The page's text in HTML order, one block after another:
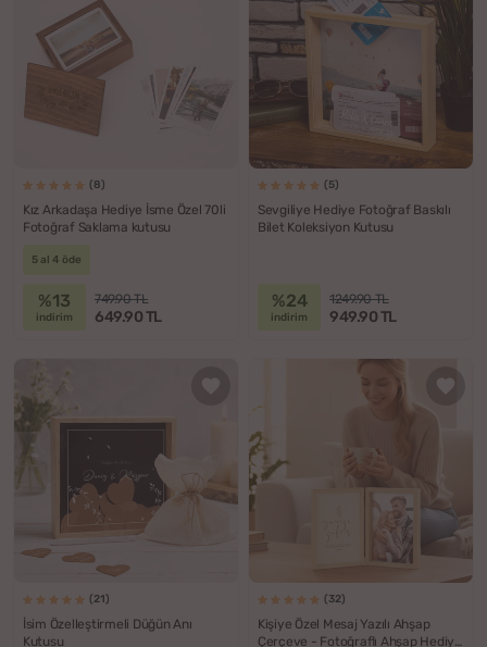
(8)
Kız Arkadaşa Hediye İsme Özel 70li
Fotoğraf Saklama kutusu
5 al 4 öde
%13
indirim
749.90 TL
649.90 TL
(5)
Sevgiliye Hediye Fotoğraf Baskılı
Bilet Koleksiyon Kutusu
%24
indirim
1249.90 TL
949.90 TL
(21)
İsim Özelleştirmeli Düğün Anı
Kutusu
(32)
Kişiye Özel Mesaj Yazılı Ahşap
Çerçeve - Fotoğraflı Ahşap Hediye